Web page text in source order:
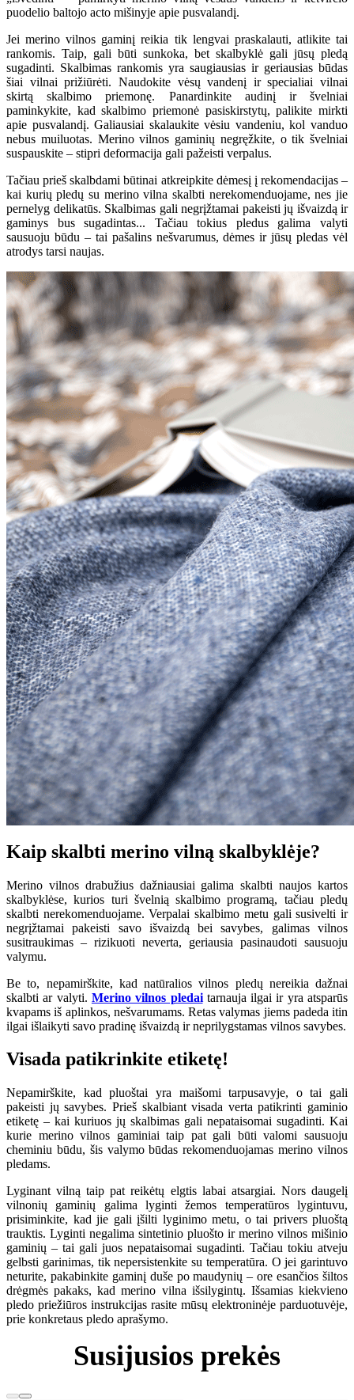
puodelio baltojo acto mišinyje apie pusvalandį.
Jei merino vilnos gaminį reikia tik lengvai praskalauti, atlikite tai
rankomis. Taip, gali būti sunkoka, bet skalbyklė gali jūsų pledą
sugadinti. Skalbimas rankomis yra saugiausias ir geriausias būdas
šiai vilnai prižiūrėti. Naudokite vėsų vandenį ir specialiai vilnai
skirtą skalbimo priemonę. Panardinkite audinį ir švelniai
paminkykite, kad skalbimo priemonė pasiskirstytų, palikite mirkti
apie pusvalandį. Galiausiai skalaukite vėsiu vandeniu, kol vanduo
nebus muiluotas. Merino vilnos gaminių negręžkite, o tik švelniai
suspauskite – stipri deformacija gali pažeisti verpalus.
Tačiau prieš skalbdami būtinai atkreipkite dėmesį į rekomendacijas –
kai kurių pledų su merino vilna skalbti nerekomenduojame, nes jie
pernelyg delikatūs. Skalbimas gali negrįžtamai pakeisti jų išvaizdą ir
gaminys bus sugadintas... Tačiau tokius pledus galima valyti
sausuoju būdu – tai pašalins nešvarumus, dėmes ir jūsų pledas vėl
atrodys tarsi naujas.
Kaip skalbti merino vilną skalbyklėje?
Merino vilnos drabužius dažniausiai galima skalbti naujos kartos
skalbyklėse, kurios turi švelnią skalbimo programą, tačiau pledų
skalbti nerekomenduojame. Verpalai skalbimo metu gali susivelti ir
negrįžtamai pakeisti savo išvaizdą bei savybes, galimas vilnos
susitraukimas – rizikuoti neverta, geriausia pasinaudoti sausuoju
valymu.
Be to, nepamirškite, kad natūralios vilnos pledų nereikia dažnai
skalbti ar valyti. Merino vilnos pledaitarnauja ilgai ir yra atsparūs
kvapams iš aplinkos, nešvarumams. Retas valymas jiems padeda itin
ilgai išlaikyti savo pradinę išvaizdą ir neprilygstamas vilnos savybes.
Visada patikrinkite etiketę!
Nepamirškite, kad pluoštai yra maišomi tarpusavyje, o tai gali
pakeisti jų savybes. Prieš skalbiant visada verta patikrinti gaminio
etiketę – kai kuriuos jų skalbimas gali nepataisomai sugadinti. Kai
kurie merino vilnos gaminiai taip pat gali būti valomi sausuoju
cheminiu būdu, šis valymo būdas rekomenduojamas merino vilnos
pledams.
Lyginant vilną taip pat reikėtų elgtis labai atsargiai. Nors daugelį
vilnonių gaminių galima lyginti žemos temperatūros lygintuvu,
prisiminkite, kad jie gali įšilti lyginimo metu, o tai privers pluoštą
trauktis. Lyginti negalima sintetinio pluošto ir merino vilnos mišinio
gaminių – tai gali juos nepataisomai sugadinti. Tačiau tokiu atveju
gelbsti garinimas, tik nepersistenkite su temperatūra. O jei garintuvo
neturite, pakabinkite gaminį duše po maudynių – ore esančios šiltos
drėgmės pakaks, kad merino vilna išsilygintų. Išsamias kiekvieno
pledo priežiūros instrukcijas rasite mūsų elektroninėje parduotuvėje,
prie konkretaus pledo aprašymo.
Susijusios prekės